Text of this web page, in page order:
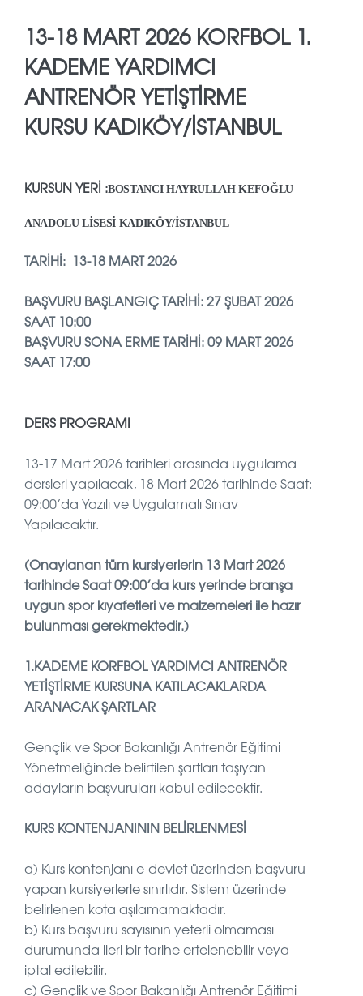
13-18 MART 2026 KORFBOL 1.
KADEME YARDIMCI
ANTRENÖR YETİŞTİRME
KURSU KADIKÖY/İSTANBUL
KURSUN YERİ :BOSTANCI HAYRULLAH KEFOĞLU
ANADOLU LİSESİ KADIKÖY/İSTANBUL
TARİHİ: 13-18 MART 2026
BAŞVURU BAŞLANGIÇ TARİHİ: 27 ŞUBAT 2026
SAAT 10:00
BAŞVURU SONA ERME TARİHİ: 09 MART 2026
SAAT 17:00
DERS PROGRAMI
13-17 Mart 2026 tarihleri arasında uygulama
dersleri yapılacak, 18 Mart 2026 tarihinde Saat:
09:00’da Yazılı ve Uygulamalı Sınav
Yapılacaktır.
(Onaylanan tüm kursiyerlerin 13 Mart 2026
tarihinde Saat 09:00’da kurs yerinde branşa
uygun spor kıyafetleri ve malzemeleri ile hazır
bulunması gerekmektedir.)
1.KADEME KORFBOL YARDIMCI ANTRENÖR
YETİŞTİRME KURSUNA KATILACAKLARDA
ARANACAK ŞARTLAR
Gençlik ve Spor Bakanlığı Antrenör Eğitimi
Yönetmeliğinde belirtilen şartları taşıyan
adayların başvuruları kabul edilecektir.
KURS KONTENJANININ BELİRLENMESİ
a) Kurs kontenjanı e-devlet üzerinden başvuru
yapan kursiyerlerle sınırlıdır. Sistem üzerinde
belirlenen kota aşılamamaktadır.
b) Kurs başvuru sayısının yeterli olmaması
durumunda ileri bir tarihe ertelenebilir veya
iptal edilebilir.
c) Gençlik ve Spor Bakanlığı Antrenör Eğitimi